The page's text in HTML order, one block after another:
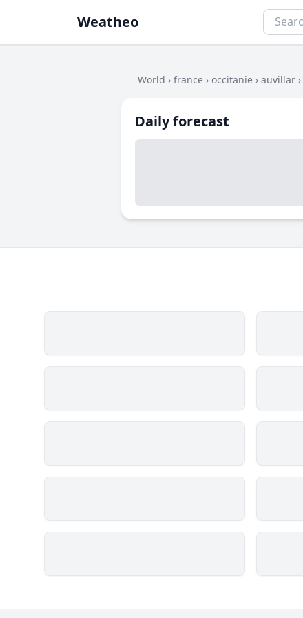
Weatheo
World › france › occitanie › auvillar ›
Daily forecast